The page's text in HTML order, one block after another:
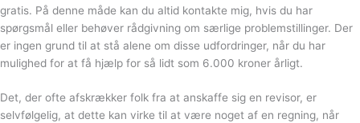
gratis. På denne måde kan du altid kontakte mig, hvis du har
spørgsmål eller behøver rådgivning om særlige problemstillinger. Der
er ingen grund til at stå alene om disse udfordringer, når du har
mulighed for at få hjælp for så lidt som 6.000 kroner årligt.
Det, der ofte afskrækker folk fra at anskaffe sig en revisor, er
selvfølgelig, at dette kan virke til at være noget af en regning, når